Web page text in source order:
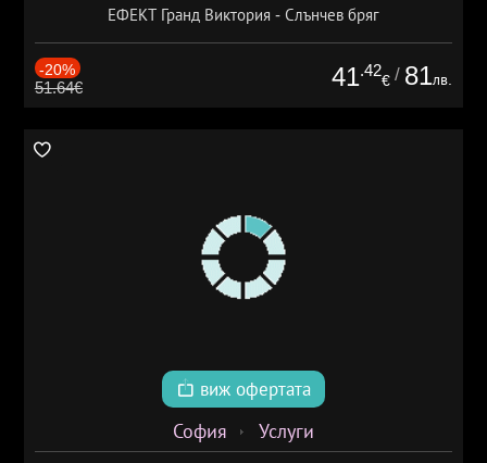
ЕФЕКТ Гранд Виктория - Слънчев бряг
-20%
51.64€ 41.42
€ / 81лв.
виж офертата
София Услуги